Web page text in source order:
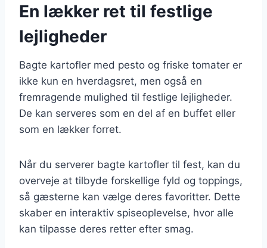
En lækker ret til festlige
lejligheder
Bagte kartofler med pesto og friske tomater er
ikke kun en hverdagsret, men også en
fremragende mulighed til festlige lejligheder.
De kan serveres som en del af en buffet eller
som en lækker forret.
Når du serverer bagte kartofler til fest, kan du
overveje at tilbyde forskellige fyld og toppings,
så gæsterne kan vælge deres favoritter. Dette
skaber en interaktiv spiseoplevelse, hvor alle
kan tilpasse deres retter efter smag.